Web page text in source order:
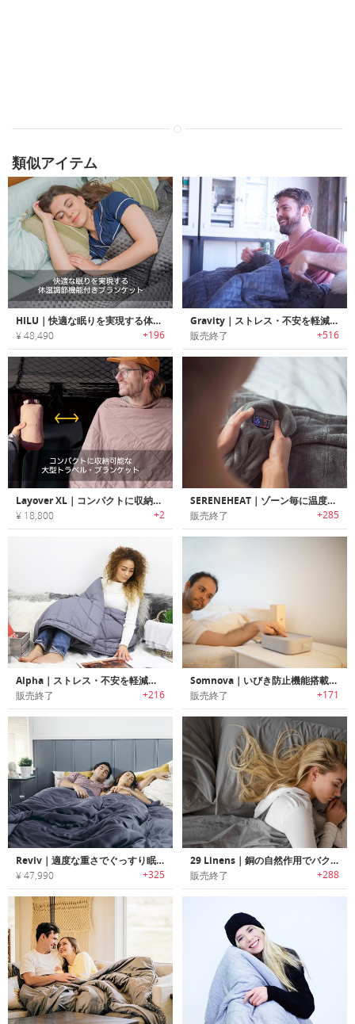
類似アイテム
HILU｜快適な眠りを実現する体温調節機能付きブランケット「ヒールー」
¥ 48,490 +196
Gravity｜ストレス・不安を軽減しリラックス効果を高めるブランケット「グラビティ」
販売終了 +516
Layover XL｜コンパクトに収納可能な大型トラベル・ブランケット
¥ 18,800 +2
SERENEHEAT｜ゾーン毎に温度調整可能なマルチゾーンヒーティング ブランケット「セレーンヒート」
販売終了 +285
Alpha｜ストレス・不安を軽減する心地よい重さのウェイトブランケット「アルファ」
販売終了 +216
Somnova｜いびき防止機能搭載スーパースマートスリーピングマット「ソムノバ」
販売終了 +171
Reviv｜適度な重さでぐっすり眠れるエコフレンドリーウェイトブランケット「リヴァイブ」
¥ 47,990 +325
29 Linens｜銅の自然作用でバクテリアを殺菌するベッドシーツ/ピローケース「29リネン」
販売終了 +288